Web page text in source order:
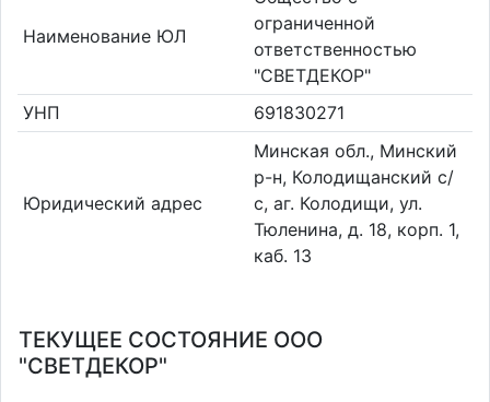
Наименование ЮЛ
ограниченной
ответственностью
"СВЕТДЕКОР"
УНП
691830271
Юридический адрес
Минская обл., Минский
р-н, Колодищанский с/
с, аг. Колодищи, ул.
Тюленина, д. 18, корп. 1,
каб. 13
ТЕКУЩЕЕ СОСТОЯНИЕ ООО
"СВЕТДЕКОР"